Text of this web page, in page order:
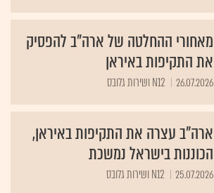
מאחורי ההחלטה של ארה"ב להפסיק
את התקיפות באיראן
26.07.2026 N12 ושירות גלובס
ארה"ב עצרה את התקיפות באיראן,
הכוננות בישראל נמשכת
25.07.2026 N12 ושירות גלובס